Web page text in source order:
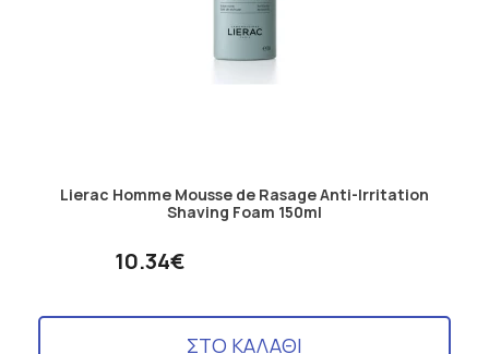
Lierac Homme Mousse de Rasage Anti-Irritation
Shaving Foam 150ml
10.34€
ΣΤΟ ΚΑΛΑΘΙ